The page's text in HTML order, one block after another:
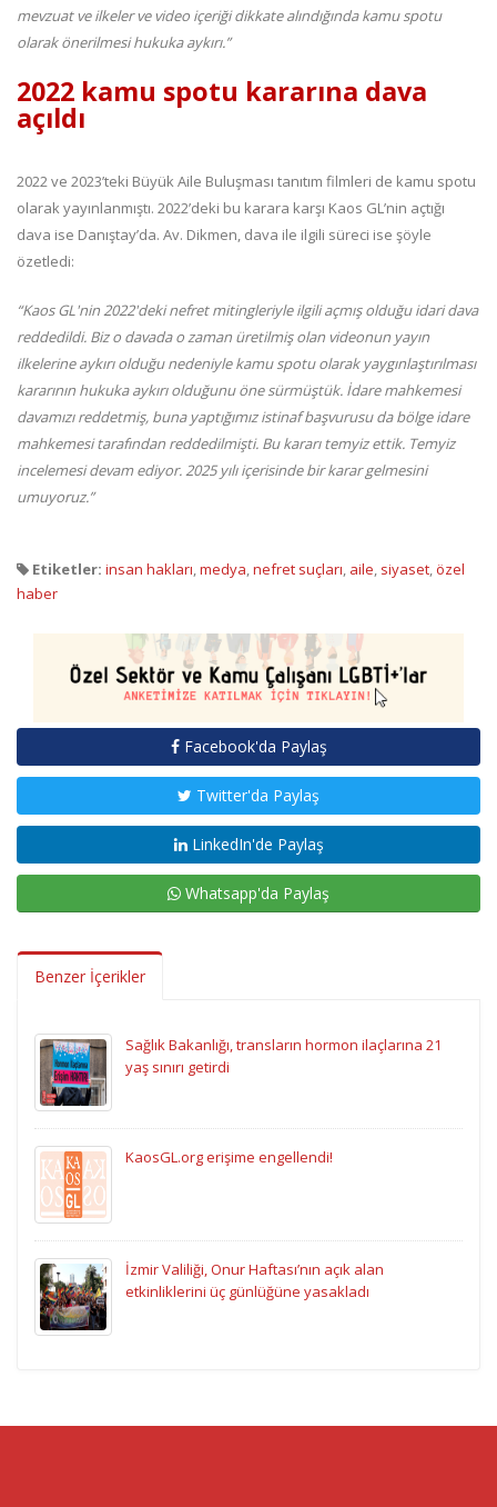
mevzuat ve ilkeler ve video içeriği dikkate alındığında kamu spotu
olarak önerilmesi hukuka aykırı.”
2022 kamu spotu kararına dava
açıldı
2022 ve 2023’teki Büyük Aile Buluşması tanıtım filmleri de kamu spotu
olarak yayınlanmıştı. 2022’deki bu karara karşı Kaos GL’nin açtığı
dava ise Danıştay’da. Av. Dikmen, dava ile ilgili süreci ise şöyle
özetledi:
“Kaos GL'nin 2022'deki nefret mitingleriyle ilgili açmış olduğu idari dava
reddedildi. Biz o davada o zaman üretilmiş olan videonun yayın
ilkelerine aykırı olduğu nedeniyle kamu spotu olarak yaygınlaştırılması
kararının hukuka aykırı olduğunu öne sürmüştük. İdare mahkemesi
davamızı reddetmiş, buna yaptığımız istinaf başvurusu da bölge idare
mahkemesi tarafından reddedilmişti. Bu kararı temyiz ettik. Temyiz
incelemesi devam ediyor. 2025 yılı içerisinde bir karar gelmesini
umuyoruz.”
Etiketler: insan hakları medya nefret suçları aile siyaset özel
haber
Facebook'da Paylaş
Twitter'da Paylaş
LinkedIn'de Paylaş
Whatsapp'da Paylaş
Benzer İçerikler
Sağlık Bakanlığı, transların hormon ilaçlarına 21
yaş sınırı getirdi
KaosGL.org erişime engellendi!
İzmir Valiliği, Onur Haftası’nın açık alan
etkinliklerini üç günlüğüne yasakladı